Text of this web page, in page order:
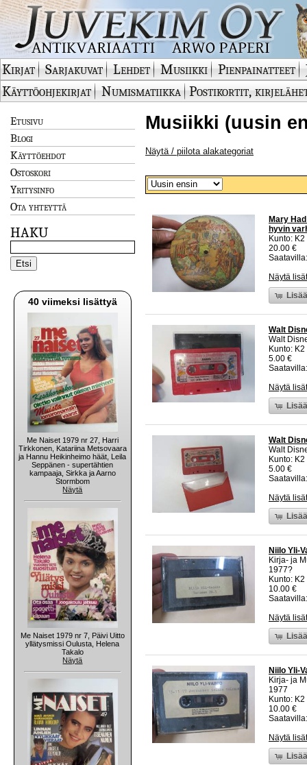
Kirjat Sarjakuvat Lehdet Musiikki Pienpainatteet
Käyttöohjekirjat
Numismatiikka Postikortit,
Etusivu
Blogi
Käyttöehdot
Ostoskori
Yritysinfo
Ota yhteyttä
HAKU
40 viimeksi lisättyä
Me Naiset 1979 nr 27, Harri
Tirkkonen, Katariina Metsovaara
ja Hannu Heikinheimo häät, Leila
Seppänen - supertähtien
kampaaja, Sirkka ja Aarno
Stormbom
Näytä
Me Naiset 1979 nr 7, Päivi Uitto
yllätysmissi Oulusta, Helena
Takalo
Näytä
Musiikki (uusin
Näytä / piilota alakategoriat
Mary
hyvin
Kunto:
20.00 €
Näytä
Walt
Walt
Kunto:
5.00 €
Näytä
Walt
Walt
Kunto:
5.00 €
Näytä
Niilo Yli-
Kirja- ja
1977?
Kunto:
10.00 €
Näytä
Niilo Yli-
Kirja- ja
1977
Kunto:
10.00 €
Näytä